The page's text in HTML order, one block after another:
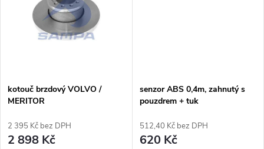
PD/195,...
kotouč brzdový VOLVO /
MERITOR
2 395 Kč bez DPH
2 898 Kč
senzor ABS 0,4m, zahnutý s
pouzdrem + tuk
512,40 Kč bez DPH
620 Kč